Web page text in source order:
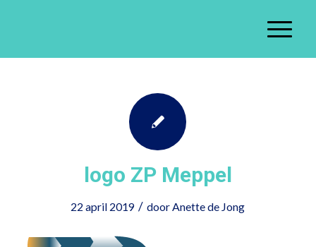
logo ZP Meppel
22 april 2019 / doorAnette de Jong